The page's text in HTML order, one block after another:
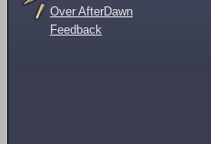
Over AfterDawn
Feedback